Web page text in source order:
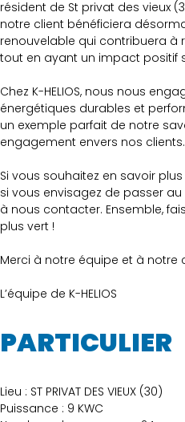
résident de St privat des vieux
notre client bénéficiera
renouvelable qui contribuera à
tout en ayant un impact positif
Chez K-HELIOS, nous nous
énergétiques durables et
un exemple parfait de notre
engagement envers nos clients.
Si vous souhaitez en savoir
si vous envisagez de passer
à nous contacter. Ensemble,
plus vert !
Merci à notre équipe et à notre
L’équipe de K-HELIOS
PARTICULIER
Lieu : ST PRIVAT DES VIEUX (30)
Puissance : 9 KWC